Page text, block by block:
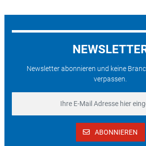
Newsletter abonnieren und keine
verpassen.
ABONNIEREN